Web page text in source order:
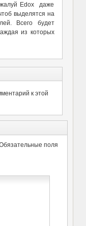
Edox даже
выделятся на
Всего будет
из которых
к этой
поля